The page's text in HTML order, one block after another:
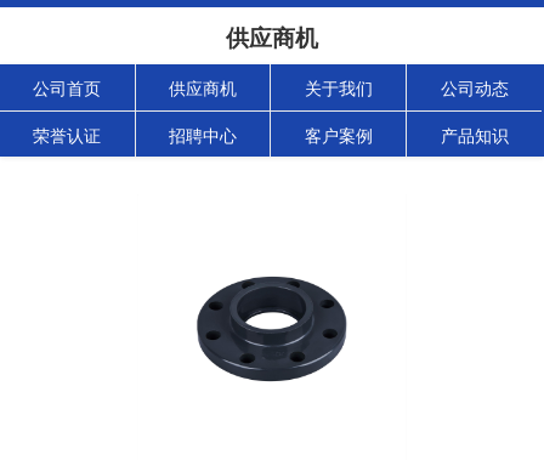
供应商机
公司首页 供应商机 关于我们 公司动态
荣誉认证 招聘中心 客户案例 产品知识